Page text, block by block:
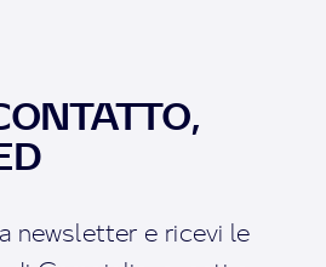
newsletter e ricevi le